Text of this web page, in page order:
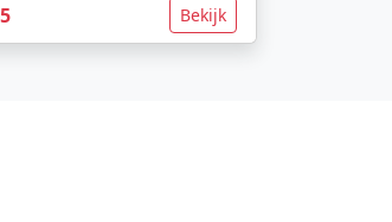
Bekijk